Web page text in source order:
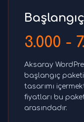
3.000 -
Aksaray
başlangıç
tasarımı
fiyatları bu
arasındadır.